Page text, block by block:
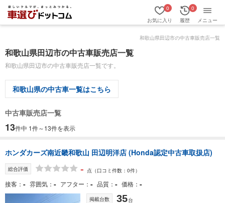
お気に入り
0
履歴
0
メニュー
和歌山県田辺市の中古車販売店一覧
和歌山県田辺市の中古車販売店一覧
和歌山県田辺市の中古車販売店一覧です。
和歌山県の中古車一覧はこちら
中古車販売店一覧
13件中 1件～13件を表示
ホンダカーズ南近畿和歌山 田辺明洋店 (Honda認定中古車取扱店)
総合評価 - 点 （口コミ件数：0件）
接客 - 雰囲気 - アフター - 品質 - 価格 -
掲載台数 35台